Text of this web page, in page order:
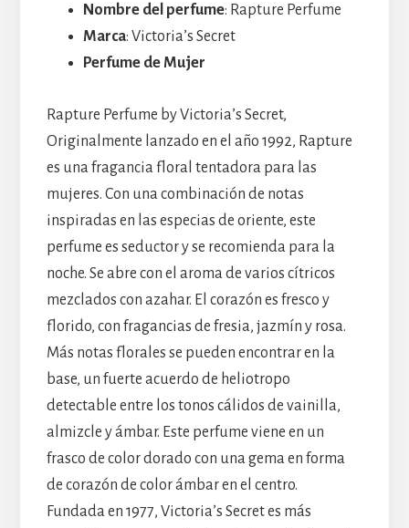
Nombre del perfume: Rapture Perfume
Marca: Victoria’s Secret
Perfume de Mujer
Rapture Perfume by Victoria’s Secret,
Originalmente lanzado en el año 1992, Rapture
es una fragancia floral tentadora para las
mujeres. Con una combinación de notas
inspiradas en las especias de oriente, este
perfume es seductor y se recomienda para la
noche. Se abre con el aroma de varios cítricos
mezclados con azahar. El corazón es fresco y
florido, con fragancias de fresia, jazmín y rosa.
Más notas florales se pueden encontrar en la
base, un fuerte acuerdo de heliotropo
detectable entre los tonos cálidos de vainilla,
almizcle y ámbar. Este perfume viene en un
frasco de color dorado con una gema en forma
de corazón de color ámbar en el centro.
Fundada en 1977, Victoria’s Secret es más